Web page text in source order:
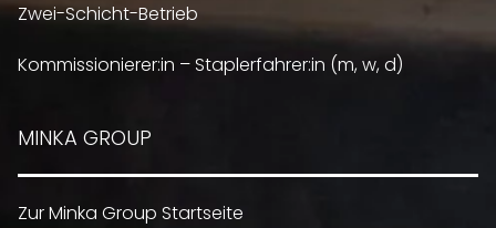
Zwei-Schicht-Betrieb
Kommissionierer:in – Staplerfahrer:in (m, w, d)
MINKA GROUP
Zur Minka Group Startseite